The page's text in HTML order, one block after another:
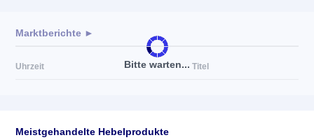
Bitte warten...
Marktberichte ►
Uhrzeit Titel
Meistgehandelte Hebelprodukte